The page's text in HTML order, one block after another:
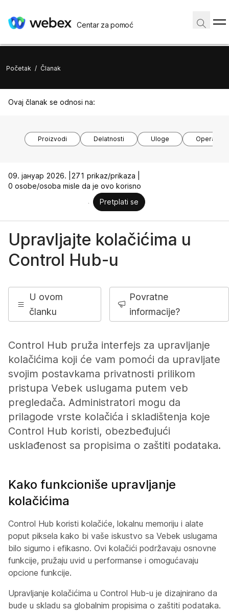
Centar za pomoć
Početak / Članak
Ovaj članak se odnosi na:
Proizvodi Delatnosti Uloge
09. јануар 2026. |
271 prikaz/prikaza |
0 osobe/osoba misle da je ovo korisno
Pretplati se
Upravljajte kolačićima u
Control Hub-u
U ovom
članku
Povratne
informacije?
Control Hub pruža interfejs za upravljanje
kolačićima koji će vam pomoći da upravljate
svojim postavkama privatnosti prilikom
pristupa Vebek uslugama putem veb
pregledača. Administratori mogu da
prilagode vrste kolačića i skladištenja koje
Control Hub koristi, obezbeđujući
usklađenost sa propisima o zaštiti podataka.
Kako funkcioniše upravljanje
kolačićima
Control Hub koristi kolačiće, lokalnu memoriju i alate
poput piksela kako bi vaše iskustvo sa Vebek uslugama
bilo sigurno i efikasno. Ovi kolačići podržavaju osnovne
funkcije, pružaju uvid u performanse i omogućavaju
opcione funkcije.
Upravljanje kolačićima u Control Hub-u je dizajnirano da
bude u skladu sa globalnim propisima o zaštiti podataka.